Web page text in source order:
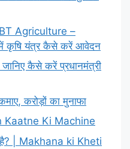
Agriculture –
में कृषि यंत्र कैसे करें आवेदन
कैसे करें प्रधानमंत्री
करोड़ों का मुनाफा
Kaatne Ki Machine
है? | Makhana ki Kheti